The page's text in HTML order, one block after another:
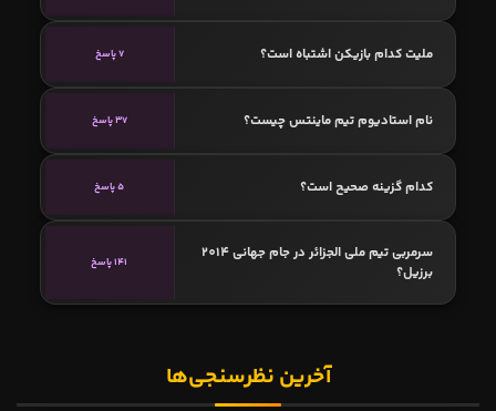
ملیت کدام بازیکن اشتباه است؟ 7 پاسخ
نام استادیوم تیم ماینتس چیست؟ 37 پاسخ
کدام گزینه صحیح است؟ 5 پاسخ
سرمربی تیم ملی الجزائر در جام جهانی 2014
برزیل؟
141 پاسخ
آخرین نظرسنجی‌ها